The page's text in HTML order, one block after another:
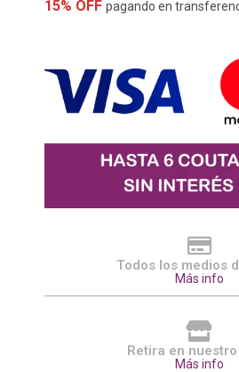
15% OFF pagando en
Todos los medios
Más info
Retira en
Más info